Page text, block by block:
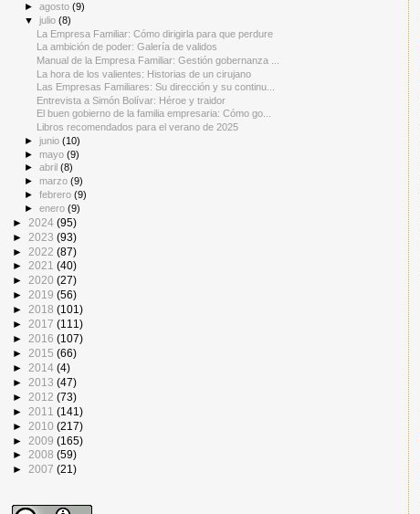
►agosto(9)
▼julio(8)
La Empresa Familiar: Cómo dirigirla para que perdure
La ambición de poder: Galería de validos
Manual de la Empresa Familiar: Gestión gobernanza ...
La hora de los valientes: Historias de un cirujano
Las Empresas Familiares: Su dirección y su continu...
Entrevista a Simón Bolívar: Héroe y traidor
El buen gobierno de la familia empresaria: Cómo go...
Libros recomendados para el verano de 2025
►junio(10)
► mayo(9)
►abril(8)
► marzo(9)
►febrero(9)
►enero(9)
► 2024 (95)
► 2023 (93)
► 2022 (87)
► 2021 (40)
► 2020 (27)
► 2019 (56)
► 2018 (101)
► 2017 (111)
► 2016 (107)
► 2015 (66)
► 2014 (4)
► 2013 (47)
► 2012 (73)
► 2011 (141)
► 2010 (217)
► 2009 (165)
► 2008 (59)
► 2007 (21)